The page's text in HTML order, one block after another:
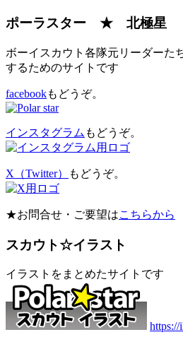
ポーラスター ★ 北極星
ボーイスカウト各隊元リーダーた
するためのサイトです
facebookもどうぞ。
インスタグラム もどうぞ。
X（Twitter） もどうぞ。
★お問合せ・ご要望はこちらから
スカウト☆イラスト
イラストをまとめたサイトです
https://